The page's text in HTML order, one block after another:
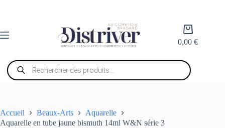
Panier
d’achat
0,00€
Recherche
de
produits
Accueil Beaux-Arts
Aquarelle
Aquarelle en tube jaune bismuth 14ml W&N série 3